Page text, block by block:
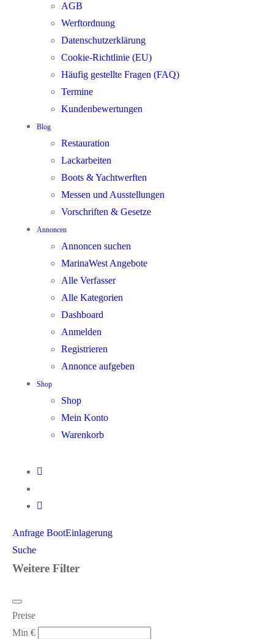
AGB
Werftordnung
Datenschutzerklärung
Cookie-Richtlinie (EU)
Häufig gestellte Fragen (FAQ)
Termine
Kundenbewertungen
Blog
Restauration
Lackarbeiten
Boots & Yachtwerften
Messen und Ausstellungen
Vorschriften & Gesetze
Annoncen
Annoncen suchen
MarinaWest Angebote
Alle Verfasser
Alle Kategorien
Dashboard
Anmelden
Registrieren
Annonce aufgeben
Shop
Shop
Mein Konto
Warenkorb
Anfrage BootEinlagerung
Suche
Weitere Filter
Preise
Min €